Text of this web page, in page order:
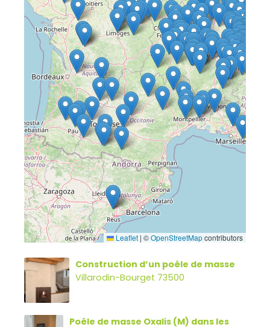
Leaflet | ©OpenStreetMapcontributors
Construction d’un poêle de masse
Villarodin-Bourget 73500
Poêle de masse Oxalis (M) dans les